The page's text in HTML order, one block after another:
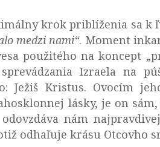
krok priblíženia sa
medzi nami“. Moment
použitého na koncept
Izraela na
Ježiš Kristus. Ovocím
lásky, je on
nám
odhaľuje krásu Otcovho